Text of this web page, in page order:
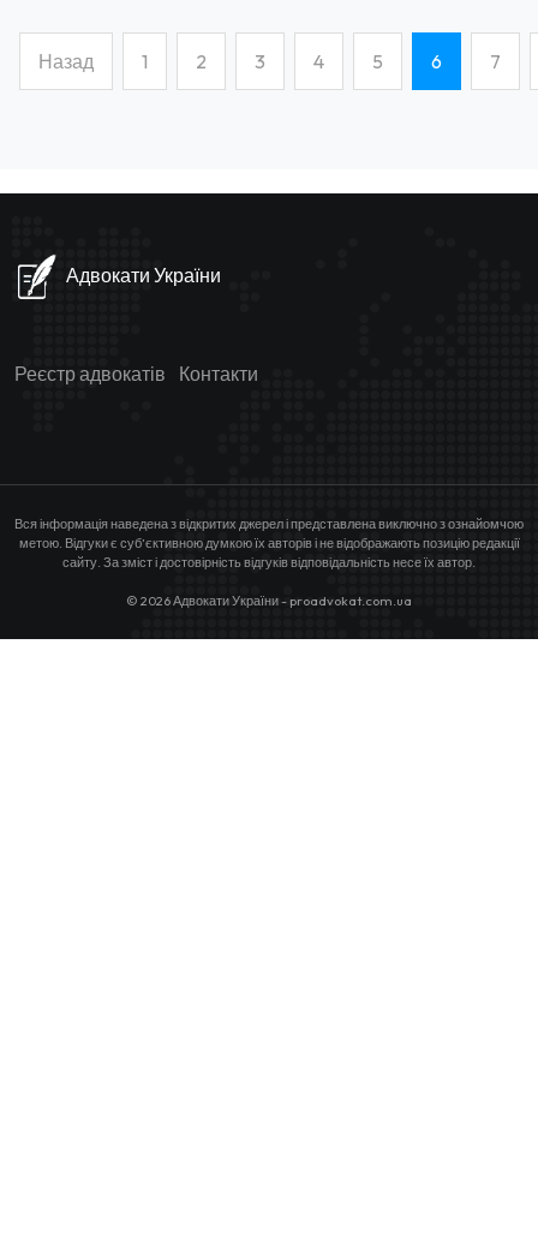
Назад 1 2 3 4 5
6
7
Адвокати України
Реєстр адвокатів Контакти
Вся інформація наведена з відкритих джерел і представлена виключно з ознайомчою
метою. Відгуки є суб’єктивною думкою їх авторів і не відображають позицію редакції
сайту. За зміст і достовірність відгуків відповідальність несе їх автор.
© 2026 Адвокати України - proadvokat.com.ua